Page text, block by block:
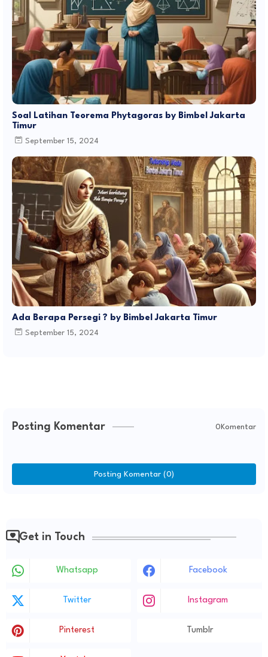
Soal Latihan Teorema Phytagoras by Bimbel Jakarta
Timur
September 15, 2024
Ada Berapa Persegi ? by Bimbel Jakarta Timur
September 15, 2024
Posting Komentar 0Komentar
Posting Komentar (0)
Get in Touch
Whatsapp Facebook
Twitter Instagram
Pinterest Tumblr